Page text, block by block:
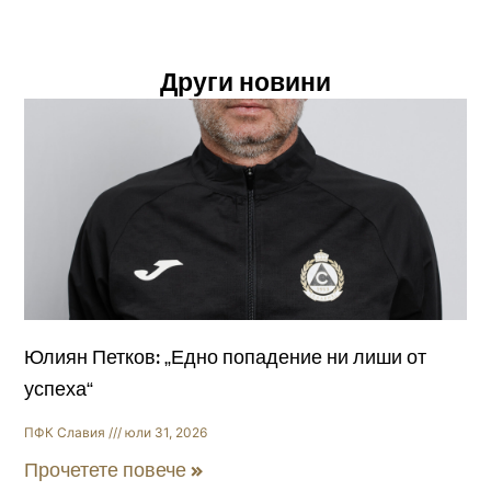
Други новини
Юлиян Петков: „Едно попадение ни лиши от
успеха“
ПФК Славия юли 31, 2026
Прочетете повече »